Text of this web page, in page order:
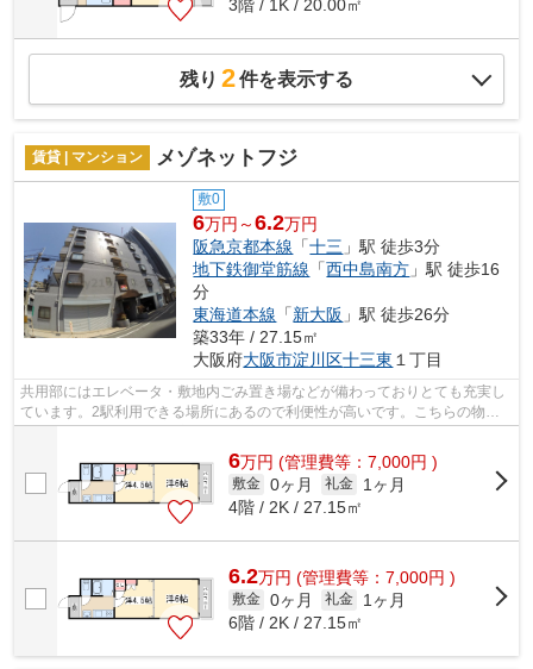
3階 / 1K / 20.00㎡
残り 2件を表示する
賃貸 | マンション メゾネットフジ
敷0
6万円～6.2万円
阪急京都本線 「十三 」駅 徒歩3分
地下鉄御堂筋線 「西中島南方 」駅 徒歩16
分
東海道本線 「新大阪 」駅 徒歩26分
築33年 / 27.15㎡
大阪府大阪市淀川区十三東 １丁目
共用部にはエレベータ・敷地内ごみ置き場などが備わっておりとても充実し
ています。2駅利用できる場所にあるので利便性が高いです。こちらの物件
6万円 (管理費等：7,000円 )
敷金 0ヶ月 礼金
1ヶ月
4階 / 2K / 27.15㎡
6.2万円 (管理費等：7,000円 )
敷金 0ヶ月 礼金
1ヶ月
6階 / 2K / 27.15㎡